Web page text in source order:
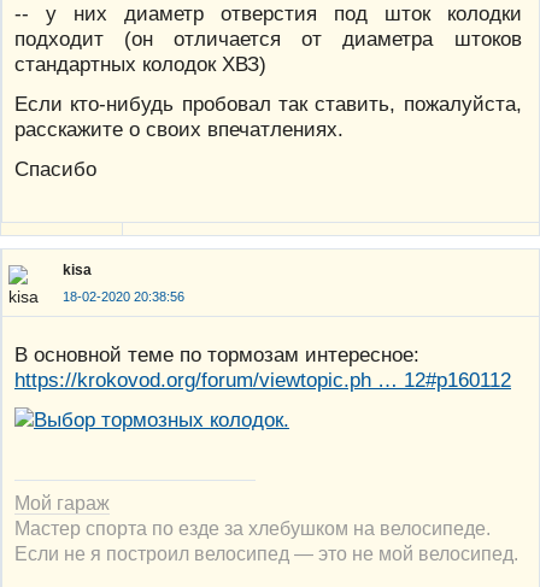
-- у них диаметр отверстия под шток колодки
подходит (он отличается от диаметра штоков
стандартных колодок ХВЗ)
Если кто-нибудь пробовал так ставить, пожалуйста,
расскажите о своих впечатлениях.
Спасибо
kisa
18-02-2020 20:38:56
В основной теме по тормозам интересное:
https://krokovod.org/forum/viewtopic.ph … 12#p160112
Мой гараж
Мастер спорта по езде за хлебушком на велосипеде.
Если не я построил велосипед — это не мой велосипед.